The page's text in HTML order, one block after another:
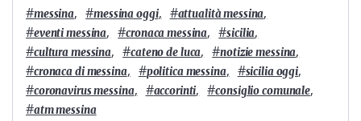
#messina, #messina oggi, #attualità messina,
#eventi messina, #cronaca messina, #sicilia,
#cultura messina, #cateno de luca, #notizie messina,
#cronaca di messina, #politica messina, #sicilia oggi,
#coronavirus messina, #accorinti, #consiglio comunale,
#atm messina